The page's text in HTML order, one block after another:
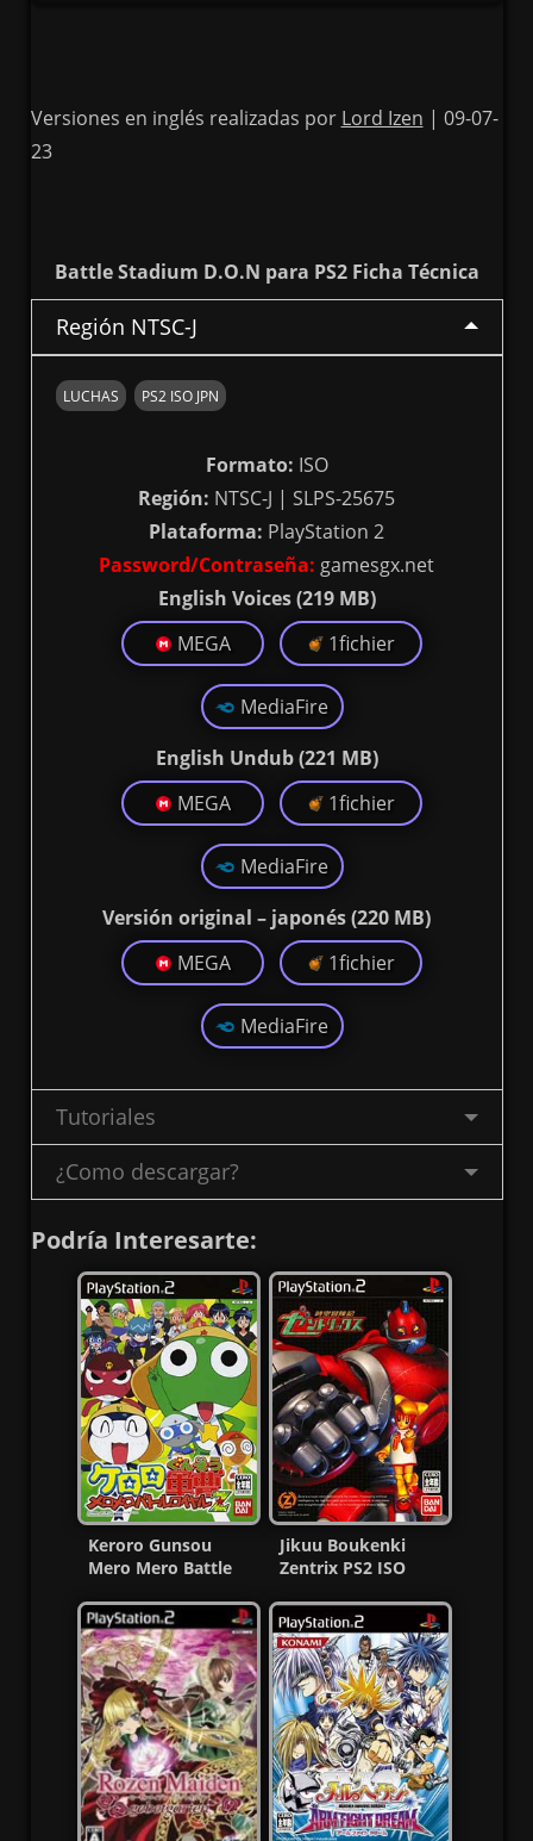
Versiones en inglés realizadas por Lord Izen | 09-07-
23
Battle Stadium D.O.N para PS2 Ficha Técnica
Región NTSC-J
LUCHAS PS2 ISO JPN
Formato: ISO
Región: NTSC-J | SLPS-25675
Plataforma: PlayStation 2
Password/Contraseña: gamesgx.net
English Voices (219 MB)
MEGA
1fichier
MediaFire
English Undub (221 MB)
MEGA
1fichier
MediaFire
Versión original – japonés (220 MB)
MEGA
1fichier
MediaFire
Tutoriales
¿Como descargar?
Podría Interesarte:
Keroro Gunsou
Mero Mero Battle
Jikuu Boukenki
Zentrix PS2 ISO